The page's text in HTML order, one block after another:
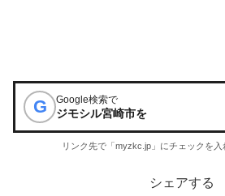
G Google検索で
ジモシル宮崎市を
リンク先で「myzkc.jp」にチェックを
シェアする